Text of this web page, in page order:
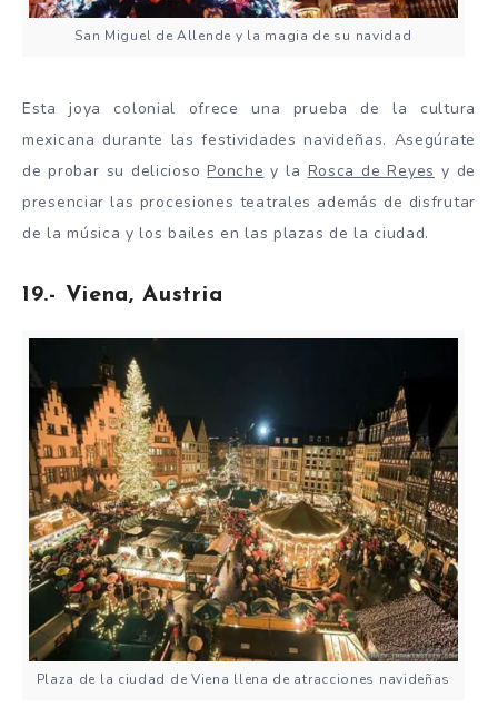
San Miguel de Allende y la magia de su navidad
Esta joya colonial ofrece una prueba de la cultura
mexicana durante las festividades navideñas. Asegúrate
de probar su deliciosoPonche y la Rosca de Reyes y de
presenciar las procesiones teatrales además de disfrutar
de la música y los bailes en las plazas de la ciudad.
19.- Viena, Austria
Plaza de la ciudad de Viena llena de atracciones navideñas